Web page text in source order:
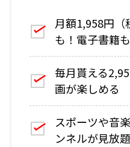
月額1,958円（
も！電子書籍
毎月貰える
画が楽しめる
スポーツや音
ンネルが見放題